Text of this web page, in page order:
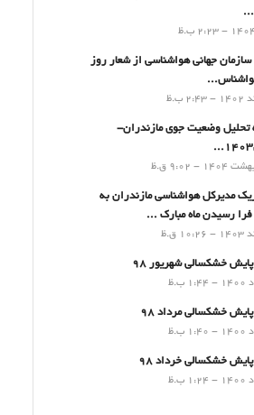
سازمان جهانی هواشناسی از شعار روز
تحلیل وضعیت جوی مازندران-
مدیرکل هواشناسی مازندران به
رسيدن ماه مبارك ...
خشکسالی شهریور 98
خشکسالی مرداد 98
خشکسالی خرداد 98